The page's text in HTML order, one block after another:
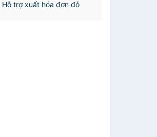
Hỗ trợ xuất hóa đơn đỏ